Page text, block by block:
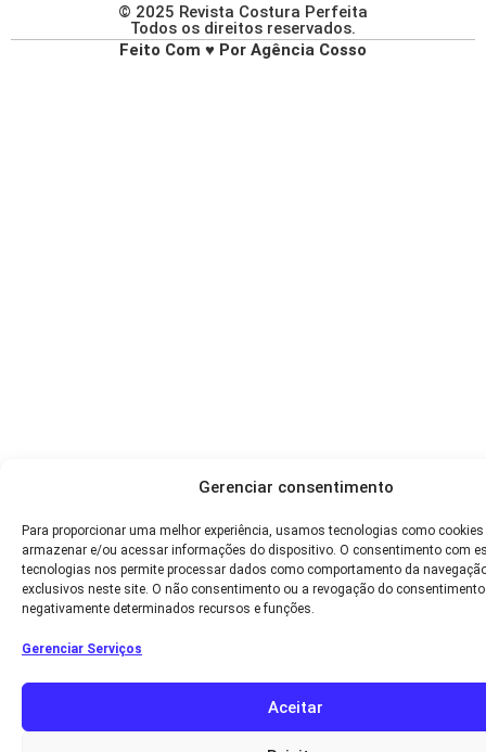
Gerenciar consentimento
Para proporcionar uma melhor experiência, usamos tecnologias como cookies
armazenar e/ou acessar informações do dispositivo. O consentimento com
tecnologias nos permite processar dados como comportamento da
exclusivos neste site. O não consentimento ou a revogação do
negativamente determinados recursos e funções.
Gerenciar Serviços
Aceitar
© 2025 Revista Costura Perfeita
Todos os direitos reservados.
Feito Com ♥ Por Agência Cosso